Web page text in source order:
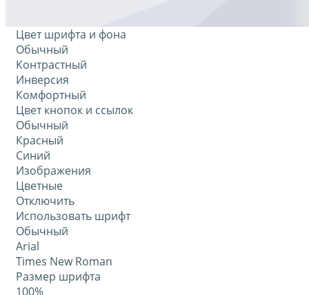
Цвет шрифта и фона
Обычный
Контрастный
Инверсия
Комфортный
Цвет кнопок и ссылок
Обычный
Красный
Синий
Изображения
Цветные
Отключить
Использовать шрифт
Обычный
Arial
Times New Roman
Размер шрифта
100%